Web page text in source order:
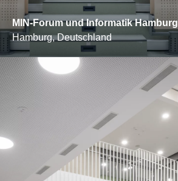
MIN-Forum und Informatik Hamburg
Hamburg, Deutschland